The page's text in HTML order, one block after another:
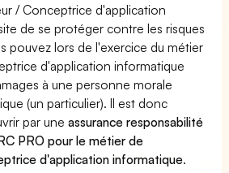
/ Conceptrice d'application
de se protéger contre les risques
pouvez lors de l'exercice du métier
d'application informatique
à une personne morale
(un particulier). Il est donc
par uneassurance responsabilité
PRO pour le métier de
d'application informatique.